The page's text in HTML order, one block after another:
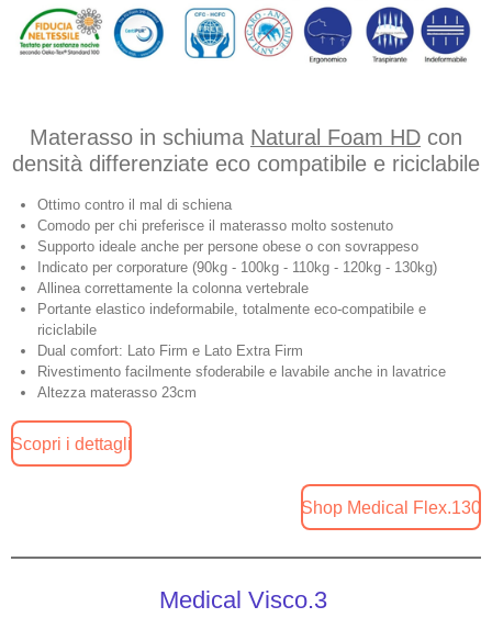
Materasso in schiuma Natural Foam HD con
densità differenziate eco compatibile e riciclabile
Ottimo contro il mal di schiena
Comodo per chi preferisce il materasso molto sostenuto
Supporto ideale anche per persone obese o con sovrappeso
Indicato per corporature (90kg - 100kg - 110kg - 120kg - 130kg)
Allinea correttamente la colonna vertebrale
Portante elastico indeformabile, totalmente eco-compatibile e
riciclabile
Dual comfort: Lato Firm e Lato Extra Firm
Rivestimento facilmente sfoderabile e lavabile anche in lavatrice
Altezza materasso 23cm
Scopri i dettagli
Shop Medical Flex.130
Medical Visco.3